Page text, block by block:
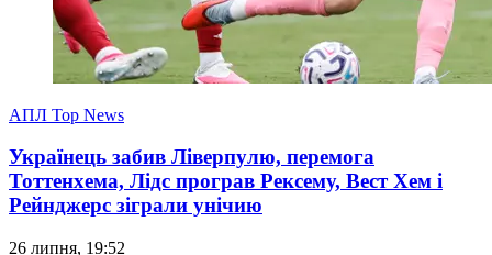
АПЛ Top News
Українець забив Ліверпулю, перемога
Тоттенхема, Лідс програв Рексему, Вест Хем і
Рейнджерс зіграли унічию
26 липня, 19:52